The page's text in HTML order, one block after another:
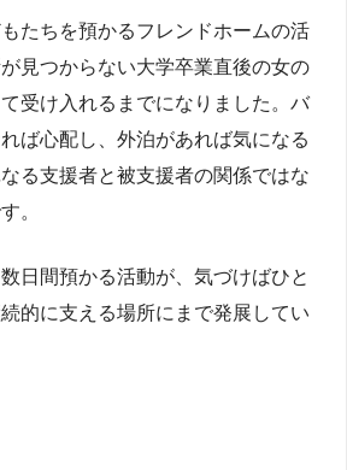
たちを預かるフレンドホームの活
見つからない大学卒業直後の女の
受け入れるまでになりました。バ
ば心配し、外泊があれば気になる
る支援者と被支援者の関係ではな
。
日間預かる活動が、気づけばひと
的に支える場所にまで発展してい